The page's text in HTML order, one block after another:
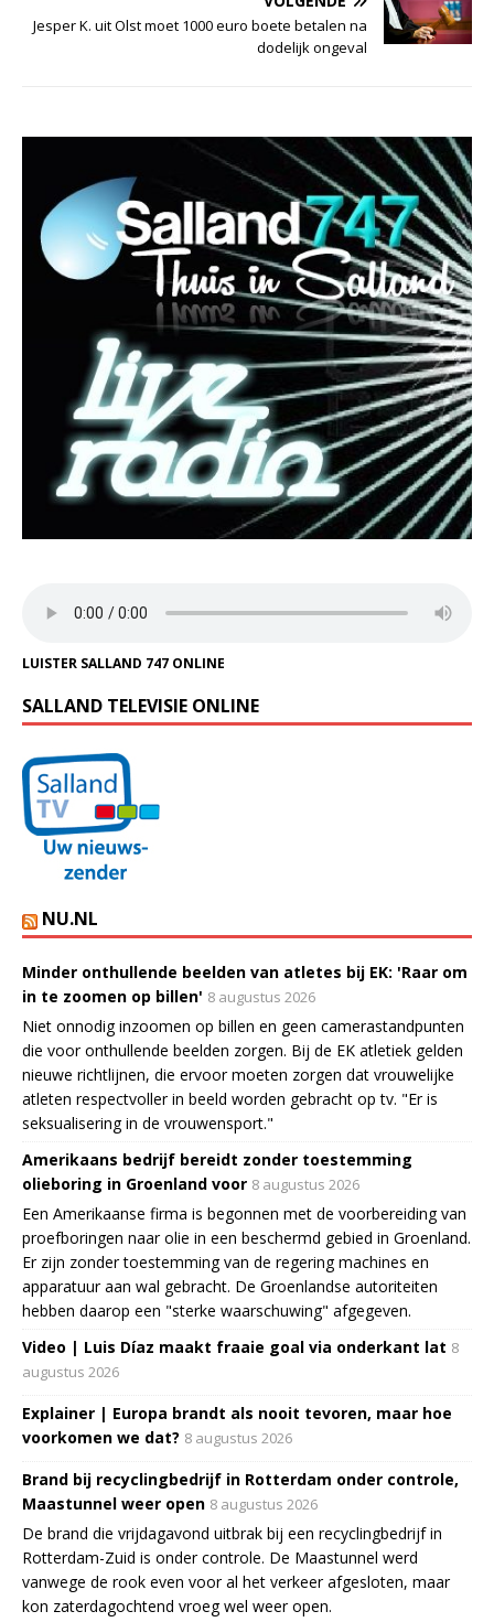
Jesper K. uit Olst moet 1000 euro boete betalen na
dodelijk ongeval
LUISTER SALLAND 747 ONLINE
SALLAND TELEVISIE ONLINE
NU.NL
Minder onthullende beelden van atletes bij EK: 'Raar om
in te zoomen op billen' 8 augustus 2026
Niet onnodig inzoomen op billen en geen camerastandpunten
die voor onthullende beelden zorgen. Bij de EK atletiek gelden
nieuwe richtlijnen, die ervoor moeten zorgen dat vrouwelijke
atleten respectvoller in beeld worden gebracht op tv. "Er is
seksualisering in de vrouwensport."
Amerikaans bedrijf bereidt zonder toestemming
olieboring in Groenland voor 8 augustus 2026
Een Amerikaanse firma is begonnen met de voorbereiding van
proefboringen naar olie in een beschermd gebied in Groenland.
Er zijn zonder toestemming van de regering machines en
apparatuur aan wal gebracht. De Groenlandse autoriteiten
hebben daarop een "sterke waarschuwing" afgegeven.
Video | Luis Díaz maakt fraaie goal via onderkant lat 8
augustus 2026
Explainer | Europa brandt als nooit tevoren, maar hoe
voorkomen we dat? 8 augustus 2026
Brand bij recyclingbedrijf in Rotterdam onder controle,
Maastunnel weer open 8 augustus 2026
De brand die vrijdagavond uitbrak bij een recyclingbedrijf in
Rotterdam-Zuid is onder controle. De Maastunnel werd
vanwege de rook even voor al het verkeer afgesloten, maar
kon zaterdagochtend vroeg wel weer open.